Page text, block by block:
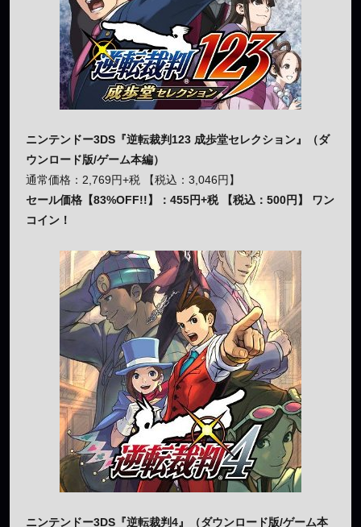
ニンテンドー3DS『逆転裁判123 成歩堂セレクション』（ダ
ウンロード版/ゲーム本編）
通常価格：2,769円+税 【税込：3,046円】
セール価格【83%OFF!!】：455円+税 【税込：500円】 ワン
コイン！
ニンテンドー3DS『逆転裁判4』（ダウンロード版/ゲーム本